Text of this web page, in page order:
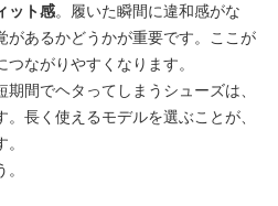
ット感。履いた瞬間に違和感がな
があるかどうかが重要です。ここが
ながりやすくなります。
期間でヘタってしまうシューズは、
長く使えるモデルを選ぶことが、